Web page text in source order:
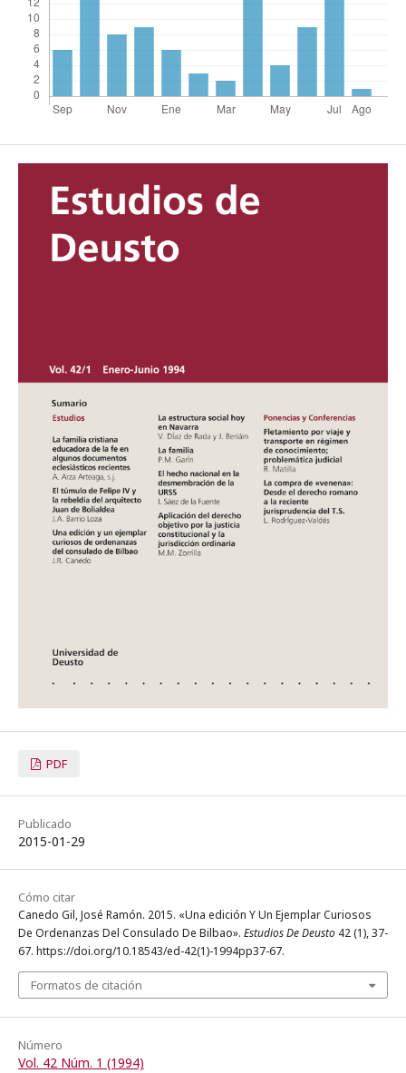
PDF
Publicado
2015-01-29
Cómo citar
Canedo Gil, José Ramón. 2015. «Una edición Y Un Ejemplar Curiosos
De Ordenanzas Del Consulado De Bilbao». Estudios De Deusto 42 (1), 37-
67. https://doi.org/10.18543/ed-42(1)-1994pp37-67.
Formatos de citación
Número
Vol. 42 Núm. 1 (1994)